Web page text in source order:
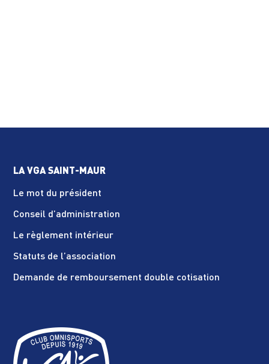
LA VGA SAINT-MAUR
Le mot du président
Conseil d’administration
Le règlement intérieur
Statuts de l’association
Demande de remboursement double cotisation